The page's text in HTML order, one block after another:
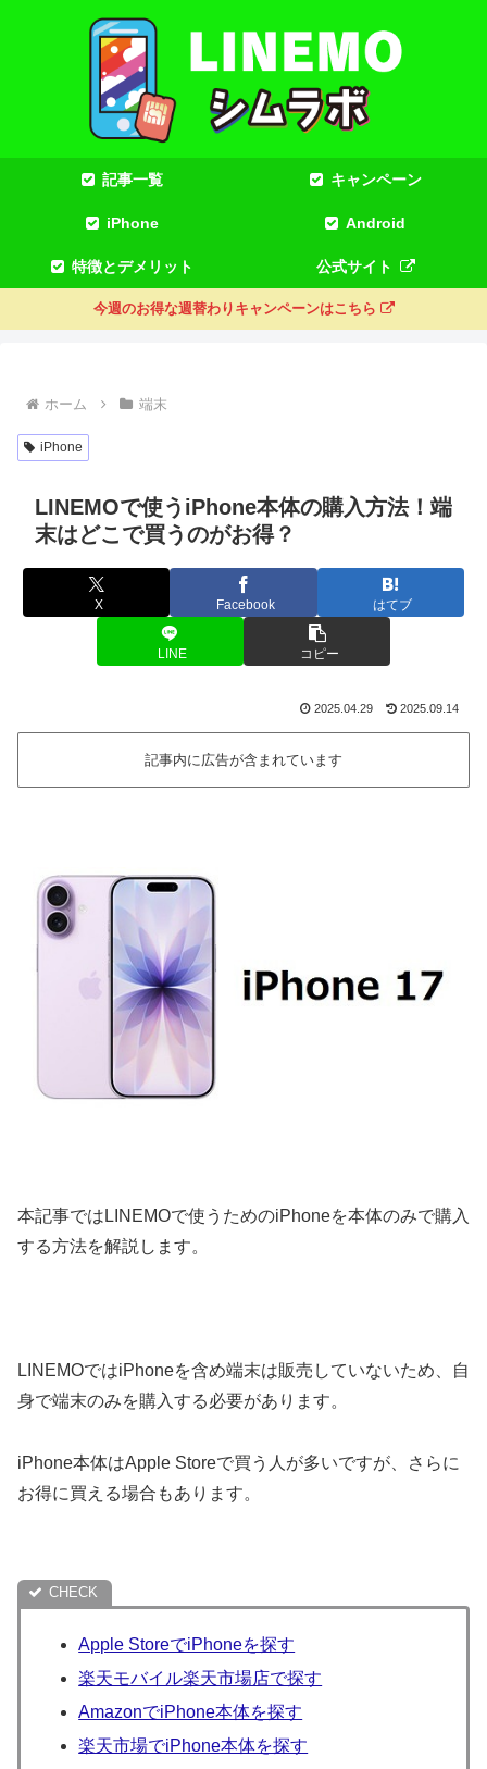
記事一覧 キャンペーン
iPhone Android
特徴とデメリット 公式サイト
今週のお得な週替わりキャンペーンはこちら
ホーム 端末
iPhone
LINEMOで使うiPhone本体の購入方法！端
末はどこで買うのがお得？
X Facebook はてブ
LINE コピー
2025.04.29 2025.09.14
記事内に広告が含まれています
本記事ではLINEMOで使うためのiPhoneを本体のみで購入
する方法を解説します。
LINEMOではiPhoneを含め端末は販売していないため、自
身で端末のみを購入する必要があります。
iPhone本体はApple Storeで買う人が多いですが、さらに
お得に買える場合もあります。
Apple StoreでiPhoneを探す
楽天モバイル楽天市場店で探す
AmazonでiPhone本体を探す
楽天市場でiPhone本体を探す